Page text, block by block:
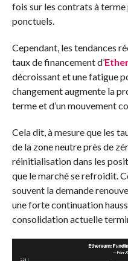
fois sur les contrats à
ponctuels.
Cependant, les tendances
taux de financement d’
décroissant et une fatigue
changement augmente la
terme et d’un mouvement
Cela dit, à mesure que les
de la zone neutre près de
réinitialisation dans les
que le marché se refroidit.
souvent la demande
une forte continuation
consolidation actuelle